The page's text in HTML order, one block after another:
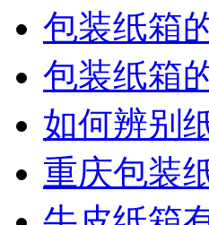
包装纸箱
包装纸箱
如何辨别
重庆包装